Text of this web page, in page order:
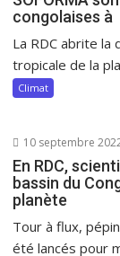
congolaises à
La RDC abrite
tropicale de la
Climat
10 septembre
En RDC,
bassin du
planète
Tour à flux,
été lancés pour